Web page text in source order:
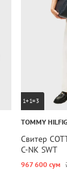
1+1=3
TOMMY
Свитер
C-NK SWT
967 600 сум